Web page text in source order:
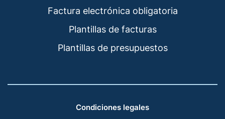
Factura electrónica obligatoria
Plantillas de facturas
Plantillas de presupuestos
Condiciones legales